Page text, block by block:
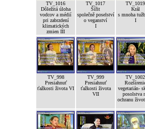
TV_1016
Dôležitá úloha
vodcov a médií
pri zabrzdení
klimatických
zmien III
TV_1017
Šířit
společně poselství
o veganství
I
TV_1019
Král
s mnoha
I
TV_998
Presiahnuť
ťažkosti života VI
TV_999
Presiahnuť
ťažkosti života
VII
TV_1002
vegetarián-
posolstva
ochranu